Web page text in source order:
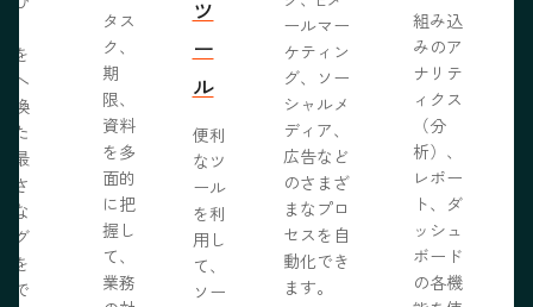
を
へ
換
た
最
さ
な
グ
を
で
タス
ク、
期
限、
資料
を多
面的
に把
握し
て、
業務
ツ
ー
ル
便利
なツ
ール
を利
用し
て、
ソー
ールマー
ケティン
グ、ソー
シャルメ
ディア、
広告など
のさまざ
まなプロ
セスを自
動化でき
ます。
組み込
みのア
ナリテ
ィクス
（分
析）、
レポー
ト、ダ
ッシュ
ボード
の各機